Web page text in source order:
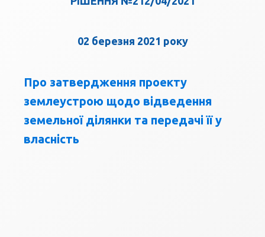
02 березня 2021 року
Про затвердження проекту
землеустрою щодо відведення
земельної ділянки та передачі її у
власність